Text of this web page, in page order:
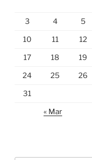
3 4 5
10 11 12
17 18 19
24 25 26
31
« Mar